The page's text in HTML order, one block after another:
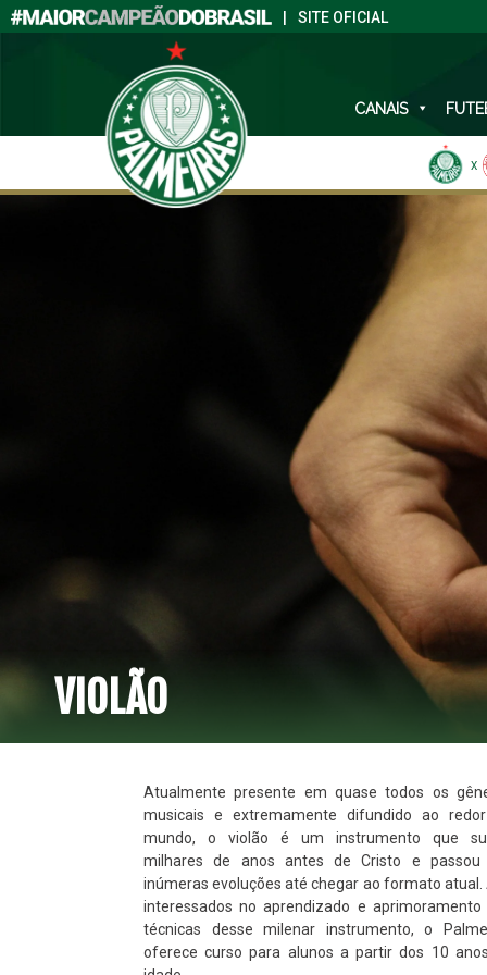
SITE OFICIAL
CANAIS
X
VIOLÃO
Atualmente presente em quase todos os
musicais e extremamente difundido ao
mundo, o violão é um instrumento que
milhares de anos antes de Cristo e passou
inúmeras evoluções até chegar ao formato atual.
interessados no aprendizado e aprimoramento
técnicas desse milenar instrumento, o
oferece curso para alunos a partir dos 10